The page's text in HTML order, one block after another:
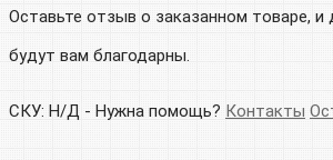
Оставьте отзыв о заказанном товаре, и
будут вам благодарны.
СКУ: Н/Д - Нужна помощь? Контакты